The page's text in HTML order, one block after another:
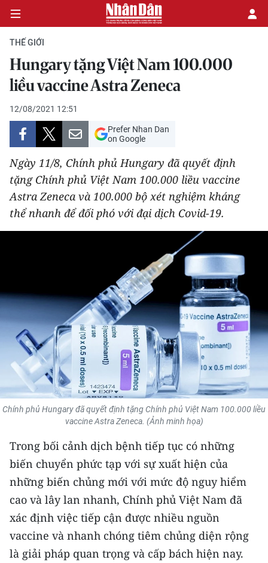
CHÍNH TRỊ
KINH TẾ
VĂN HÓA
XÃ HỘI
PHÁP LUẬT
GIÁO DỤC
Y TẾ
KHOA HỌC - CÔNG NGHỆ
MÔI TRƯỜNG
KIỂM CHỨNG THÔNG TIN
TRI THỨC CHUYÊN SÂU
54 DÂN TỘC VIỆT NAM
CHƯƠNG TRÌNH OCOP - MỖI XÃ
MỘT SẢN PHẨM
THẾ GIỚI
Hungary tặng Việt Nam 100.000
liều vaccine Astra Zeneca
12/08/2021 12:51
Prefer Nhan Dan
on Google
Ngày 11/8, Chính phủ Hungary đã quyết định
tặng Chính phủ Việt Nam 100.000 liều vaccine
Astra Zeneca và 100.000 bộ xét nghiệm kháng
thể nhanh để đối phó với đại dịch Covid-19.
Chính phủ Hungary đã quyết định tặng Chính phủ Việt Nam 100.000 liều
vaccine Astra Zeneca. (Ảnh minh họa)
Trong bối cảnh dịch bệnh tiếp tục có những
biến chuyển phức tạp với sự xuất hiện của
những biến chủng mới với mức độ nguy hiểm
cao và lây lan nhanh, Chính phủ Việt Nam đã
xác định việc tiếp cận được nhiều nguồn
vaccine và nhanh chóng tiêm chủng diện rộng
là giải pháp quan trọng và cấp bách hiện nay.